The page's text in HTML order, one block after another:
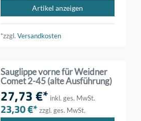
Artikel anzeigen
*zzgl.Versandkosten
Sauglippe vorne für Weidner
Comet 2-45 (alte Ausführung)
27,73 €* inkl. ges. MwSt.
23,30 €* zzgl. ges. MwSt.